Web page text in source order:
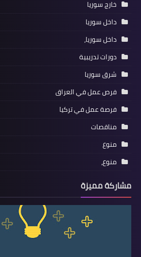
خارج سوريا
داخل سوريا
داخل سوريا،
دورات تدريبية
شرق سوريا
فرص عمل في العراق
فرصة عمل في تركيا
مناقصات
منوع
منوع،
مشاركة مميزة